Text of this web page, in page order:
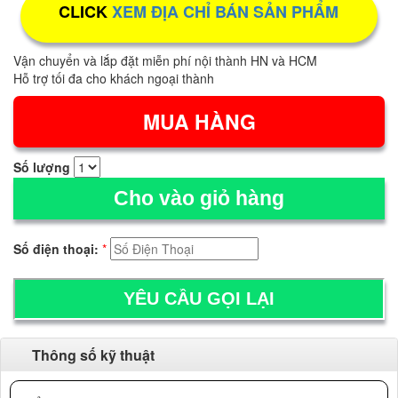
CLICKXEM ĐỊA CHỈ BÁN SẢN PHẨM
Vận chuyển và lắp đặt miễn phí nội thành HN và HCM
Hỗ trợ tối đa cho khách ngoại thành
Số lượng
Cho vào giỏ hàng
Số điện thoại: *
Thông số kỹ thuật